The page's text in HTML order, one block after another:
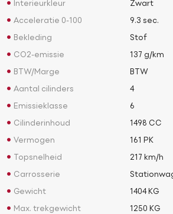
Interieurkleur Zwart
Acceleratie 0-100 9.3 sec.
Bekleding Stof
CO2-emissie 137 g/km
BTW/Marge BTW
Aantal cilinders 4
Emissieklasse 6
Cilinderinhoud 1498 CC
Vermogen 161 PK
Topsnelheid 217 km/h
Carrosserie
Gewicht 1404 KG
Max. trekgewicht 1250 KG